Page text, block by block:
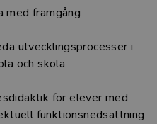
med framgång
utvecklingsprocesser i
och skola
för elever med
funktionsnedsättning